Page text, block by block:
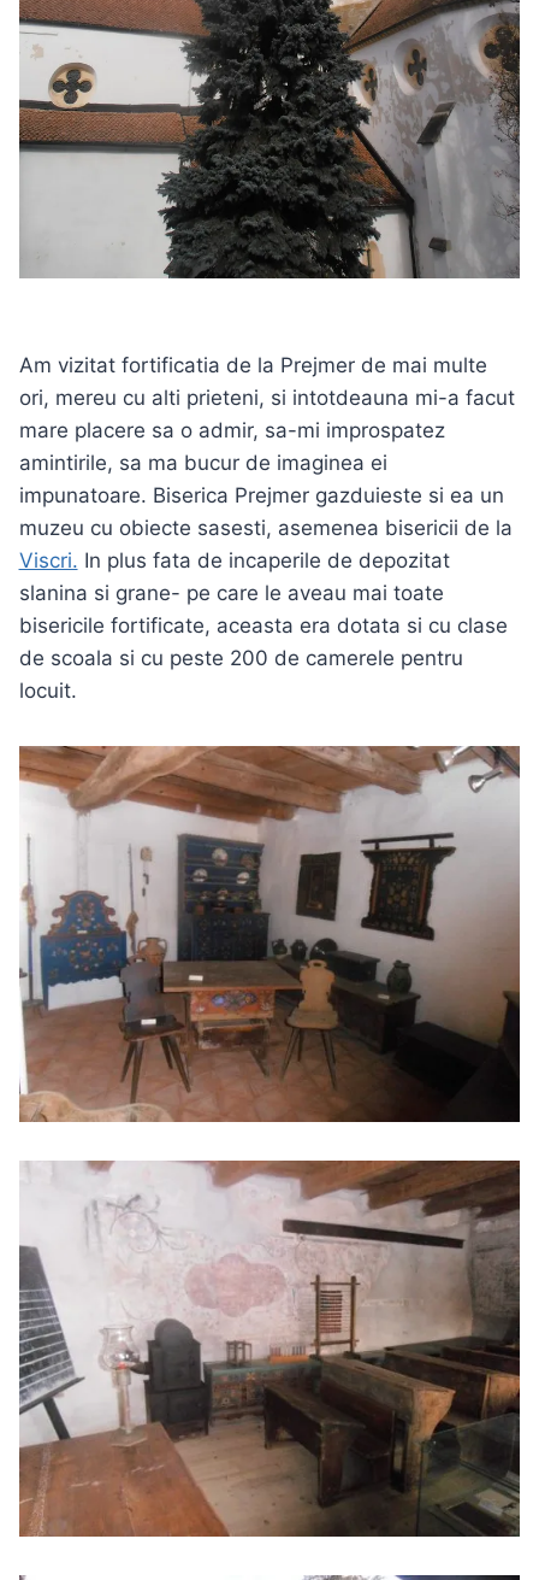
Am vizitat fortificatia de la Prejmer de mai multe
ori, mereu cu alti prieteni, si intotdeauna mi-a facut
mare placere sa o admir, sa-mi improspatez
amintirile, sa ma bucur de imaginea ei
impunatoare. Biserica Prejmer gazduieste si ea un
muzeu cu obiecte sasesti, asemenea bisericii de la
Viscri. In plus fata de incaperile de depozitat
slanina si grane- pe care le aveau mai toate
bisericile fortificate, aceasta era dotata si cu clase
de scoala si cu peste 200 de camerele pentru
locuit.